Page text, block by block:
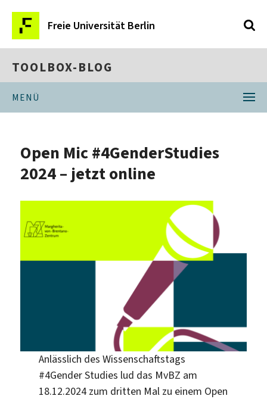
Freie Universität Berlin
TOOLBOX-BLOG
MENÜ
Open Mic #4GenderStudies
2024 – jetzt online
Anlässlich des Wissenschaftstags
#4Gender Studies lud das MvBZ am
18.12.2024 zum dritten Mal zu einem Open